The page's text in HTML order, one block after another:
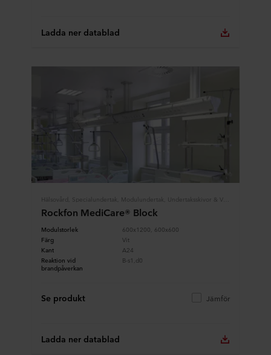
Ladda ner datablad
Rockfon MediCare® Block
Modulstorlek
600x1200, 600x600
Färg
Vit
Kant
A24
Reaktion vid
brandpåverkan
B-s1,d0
Se produkt Jämför
Ladda ner datablad